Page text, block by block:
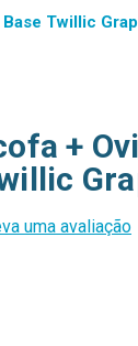
Twillic
+
uma avaliação